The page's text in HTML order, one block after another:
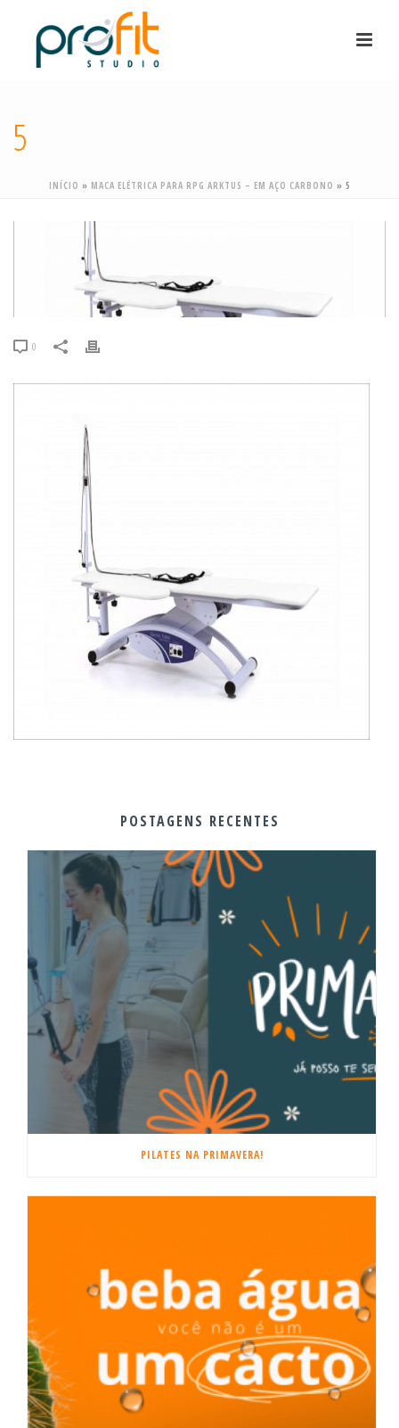
5
INÍCIO » MACA ELÉTRICA PARA RPG ARKTUS – EM AÇO CARBONO » 5
0
POSTAGENS RECENTES
PILATES NA PRIMAVERA!